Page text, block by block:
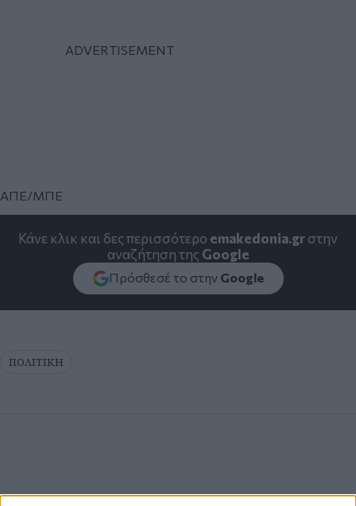
ΑΠΕ/ΜΠΕ
Κάνε κλικ και δες περισσότερο emakedonia.grστην
αναζήτηση της Google
Πρόσθεσέ το στην Google
ΠΟΛΙΤΙΚΗ